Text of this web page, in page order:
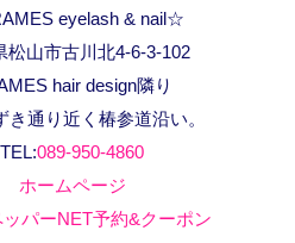
eyelash & nail☆
松山市古川北4-6-3-102
hair design隣り
き通り近く椿参道沿い。
TEL:089-950-4860
ホームページ
パーNET予約&クーポン